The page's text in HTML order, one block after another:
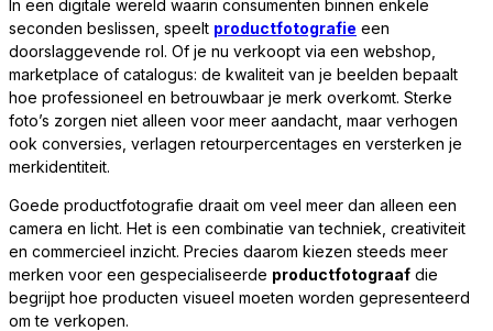
In een digitale wereld waarin consumenten binnen enkele
seconden beslissen, speelt productfotografie een
doorslaggevende rol. Of je nu verkoopt via een webshop,
marketplace of catalogus: de kwaliteit van je beelden bepaalt
hoe professioneel en betrouwbaar je merk overkomt. Sterke
foto’s zorgen niet alleen voor meer aandacht, maar verhogen
ook conversies, verlagen retourpercentages en versterken je
merkidentiteit.
Goede productfotografie draait om veel meer dan alleen een
camera en licht. Het is een combinatie van techniek, creativiteit
en commercieel inzicht. Precies daarom kiezen steeds meer
merken voor een gespecialiseerde productfotograaf die
begrijpt hoe producten visueel moeten worden gepresenteerd
om te verkopen.